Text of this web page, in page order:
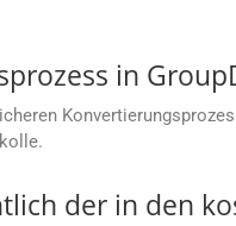
in
der in den